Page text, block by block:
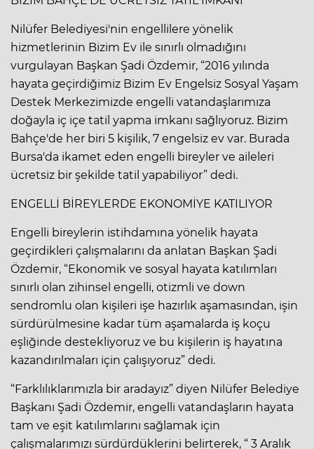
Nilüfer Belediyesi'nin engellilere yönelik
hizmetlerinin Bizim Ev ile sınırlı olmadığını
vurgulayan Başkan Şadi Özdemir, “2016 yılında
hayata geçirdiğimiz Bizim Ev Engelsiz Sosyal Yaşam
Destek Merkezimizde engelli vatandaşlarımıza
doğayla iç içe tatil yapma imkanı sağlıyoruz. Bizim
Bahçe'de her biri 5 kişilik, 7 engelsiz ev var. Burada
Bursa'da ikamet eden engelli bireyler ve aileleri
ücretsiz bir şekilde tatil yapabiliyor” dedi.
ENGELLİ BİREYLERDE EKONOMİYE KATILIYOR
Engelli bireylerin istihdamına yönelik hayata
geçirdikleri çalışmalarını da anlatan Başkan Şadi
Özdemir, “Ekonomik ve sosyal hayata katılımları
sınırlı olan zihinsel engelli, otizmli ve down
sendromlu olan kişileri işe hazırlık aşamasından, işin
sürdürülmesine kadar tüm aşamalarda iş koçu
eşliğinde destekliyoruz ve bu kişilerin iş hayatına
kazandırılmaları için çalışıyoruz” dedi.
“Farklılıklarımızla bir aradayız” diyen Nilüfer Belediye
Başkanı Şadi Özdemir, engelli vatandaşların hayata
tam ve eşit katılımlarını sağlamak için
çalışmalarımızı sürdürdüklerini belirterek, “ 3 Aralık